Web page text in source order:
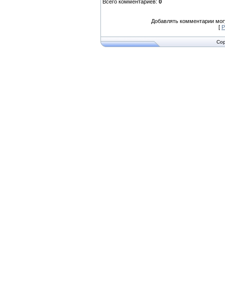
Всего комментариев: 0
Добавлять комментарии
[